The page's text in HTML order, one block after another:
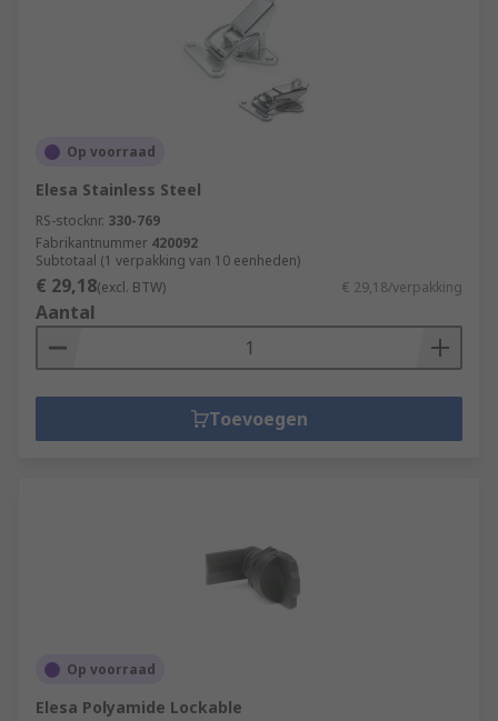
Op voorraad
Elesa Stainless Steel
RS-stocknr. 330-769
Fabrikantnummer 420092
Subtotaal (1 verpakking van 10 eenheden)
€ 29,18(excl. BTW) € 29,18/verpakking
Aantal
Toevoegen
Op voorraad
Elesa Polyamide Lockable